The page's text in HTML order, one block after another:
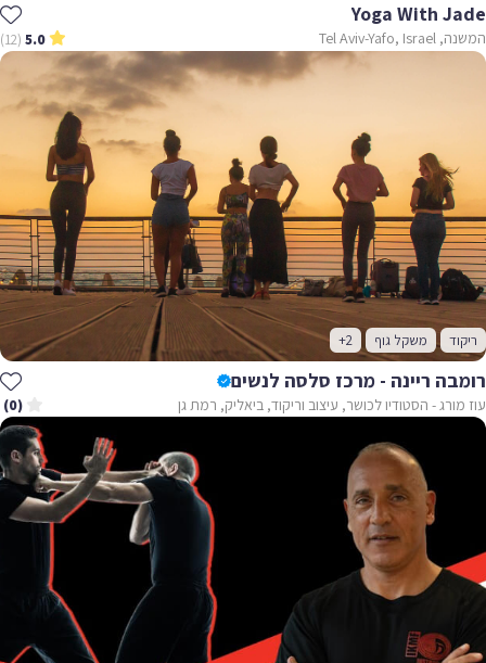
Yoga With Jade
המשנה, Tel Aviv-Yafo, Israel 5.0
(12)
ריקוד משקל גוף +2
רומבה ריינה - מרכז סלסה לנשים
עוז מורג - הסטודיו לכושר, עיצוב וריקוד, ביאליק, רמת גן (0)